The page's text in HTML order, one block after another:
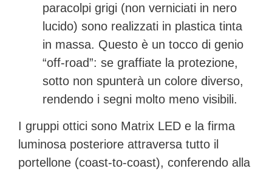
paracolpi grigi (non verniciati in nero
lucido) sono realizzati in plastica tinta
in massa. Questo è un tocco di genio
“off-road”: se graffiate la protezione,
sotto non spunterà un colore diverso,
rendendo i segni molto meno visibili.
I gruppi ottici sono Matrix LED e la firma
luminosa posteriore attraversa tutto il
portellone (coast-to-coast), conferendo alla